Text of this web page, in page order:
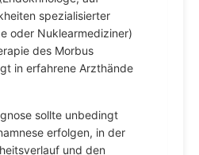
spezialisierter
oder Nuklearmediziner)
des Morbus
in erfahrene Arzthände
sollte unbedingt
erfolgen, in der
und den